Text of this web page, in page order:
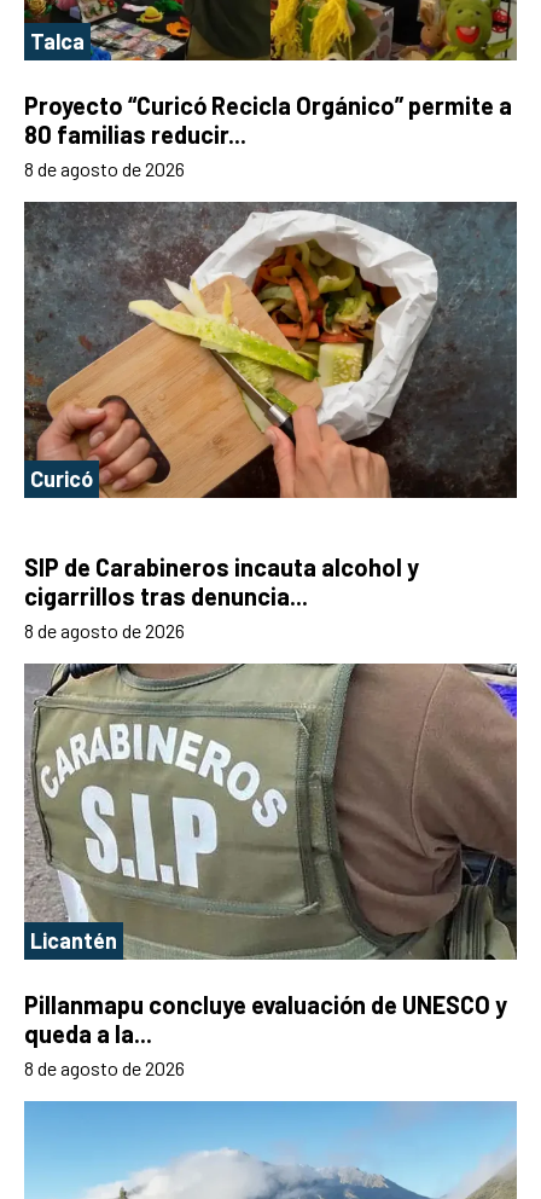
Talca
Proyecto “Curicó Recicla Orgánico” permite a
80 familias reducir...
8 de agosto de 2026
Curicó
SIP de Carabineros incauta alcohol y
cigarrillos tras denuncia...
8 de agosto de 2026
Licantén
Pillanmapu concluye evaluación de UNESCO y
queda a la...
8 de agosto de 2026